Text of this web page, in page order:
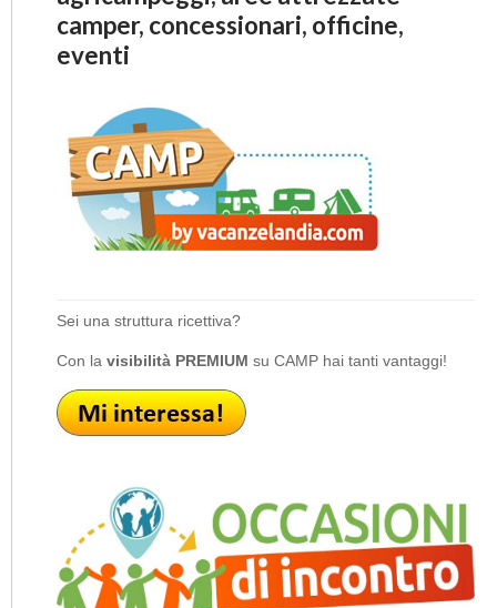
camper, concessionari, officine,
eventi
Sei una struttura ricettiva?
Con la visibilità PREMIUM su CAMP hai tanti vantaggi!